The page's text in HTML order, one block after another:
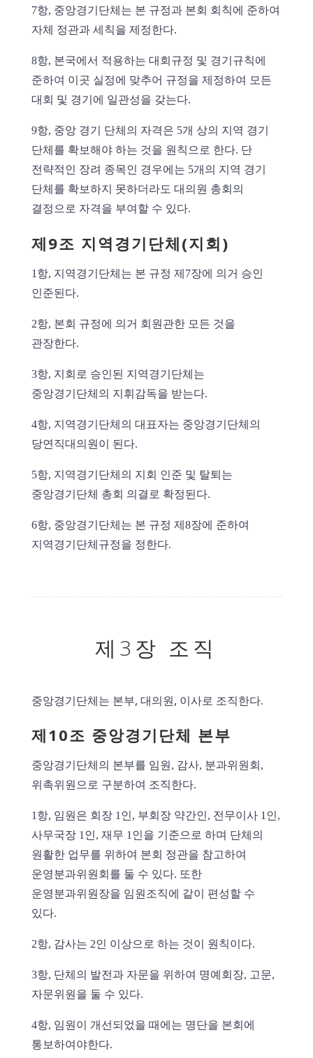
7항, 중앙경기단체는 본 규정과 본회 회칙에 준하여
자체 정관과 세칙을 제정한다.
8항, 본국에서 적용하는 대회규정 및 경기규칙에
준하여 이곳 실정에 맞추어 규정을 제정하여 모든
대회 및 경기에 일관성을 갖는다.
9항, 중앙 경기 단체의 자격은 5개 상의 지역 경기
단체를 확보해야 하는 것을 원칙으로 한다. 단
전략적인 장려 종목인 경우에는 5개의 지역 경기
단체를 확보하지 못하더라도 대의원 총회의
결정으로 자격을 부여할 수 있다.
제9조 지역경기단체(지회)
1항, 지역경기단체는 본 규정 제7장에 의거 승인
인준된다.
2항, 본회 규정에 의거 회원관한 모든 것을
관장한다.
3항, 지회로 승인된 지역경기단체는
중앙경기단체의 지휘감독을 받는다.
4항, 지역경기단체의 대표자는 중앙경기단체의
당연직대의원이 된다.
5항, 지역경기단체의 지회 인준 및 탈퇴는
중앙경기단체 총회 의결로 확정된다.
6항, 중앙경기단체는 본 규정 제8장에 준하여
지역경기단체규정을 정한다.
제3장 조직
중앙경기단체는 본부, 대의원, 이사로 조직한다.
제10조 중앙경기단체 본부
중앙경기단체의 본부를 임원, 감사, 분과위원회,
위촉위원으로 구분하여 조직한다.
1항, 임원은 회장 1인, 부회장 약간인, 전무이사 1인,
사무국장 1인, 재무 1인을 기준으로 하며 단체의
원활한 업무를 위하여 본회 정관을 참고하여
운영분과위원회를 둘 수 있다. 또한
운영분과위원장을 임원조직에 같이 편성할 수
있다.
2항, 감사는 2인 이상으로 하는 것이 원칙이다.
3항, 단체의 발전과 자문을 위하여 명예회장, 고문,
자문위원을 둘 수 있다.
4항, 임원이 개선되었을 때에는 명단을 본회에
통보하여야한다.